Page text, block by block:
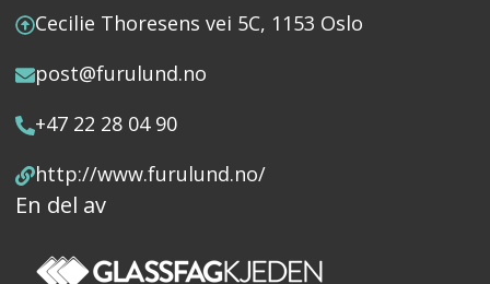
Cecilie Thoresens vei 5C, 1153 Oslo
post@furulund.no
+47 22 28 04 90
http://www.furulund.no/
En del av